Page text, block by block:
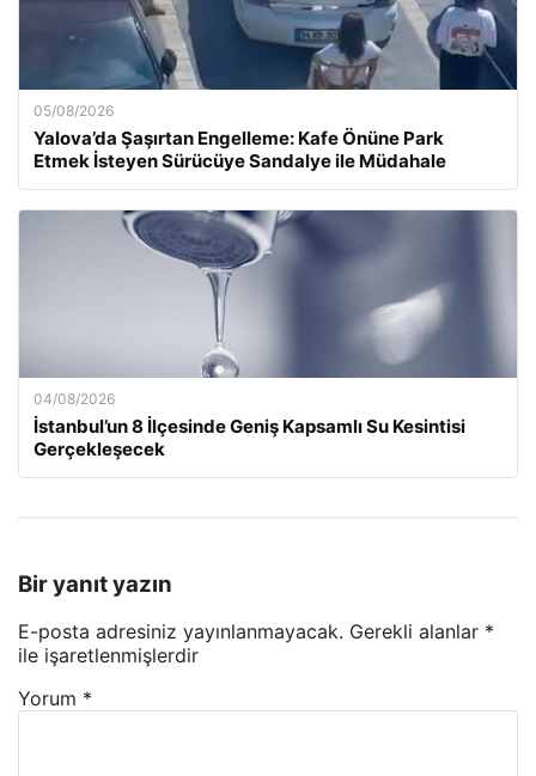
05/08/2026
Yalova’da Şaşırtan Engelleme: Kafe Önüne Park
Etmek İsteyen Sürücüye Sandalye ile Müdahale
04/08/2026
İstanbul’un 8 İlçesinde Geniş Kapsamlı Su Kesintisi
Gerçekleşecek
Bir yanıt yazın
E-posta adresiniz yayınlanmayacak. Gerekli alanlar *
ile işaretlenmişlerdir
Yorum *